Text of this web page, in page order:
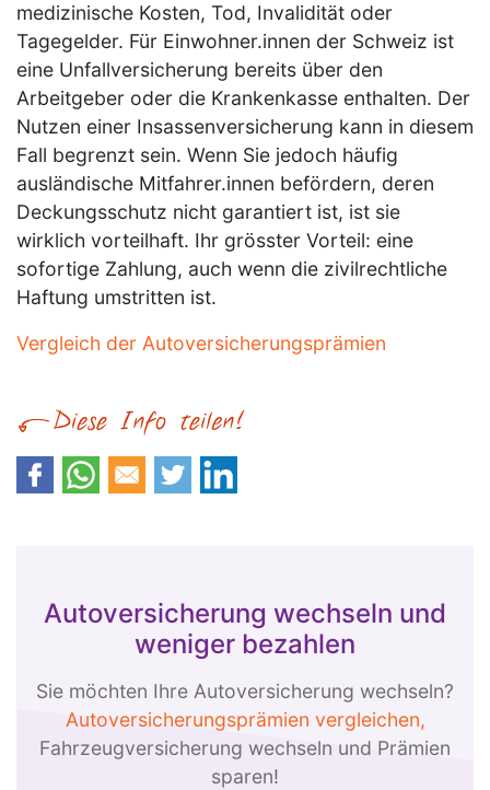
medizinische Kosten, Tod, Invalidität oder
Tagegelder. Für Einwohner.innen der Schweiz ist
eine Unfallversicherung bereits über den
Arbeitgeber oder die Krankenkasse enthalten. Der
Nutzen einer Insassenversicherung kann in diesem
Fall begrenzt sein. Wenn Sie jedoch häufig
ausländische Mitfahrer.innen befördern, deren
Deckungsschutz nicht garantiert ist, ist sie
wirklich vorteilhaft. Ihr grösster Vorteil: eine
sofortige Zahlung, auch wenn die zivilrechtliche
Haftung umstritten ist.
Vergleich der Autoversicherungsprämien
Autoversicherung wechseln und
weniger bezahlen
Sie möchten Ihre Autoversicherung wechseln?
Autoversicherungsprämien vergleichen,
Fahrzeugversicherung wechseln und Prämien
sparen!